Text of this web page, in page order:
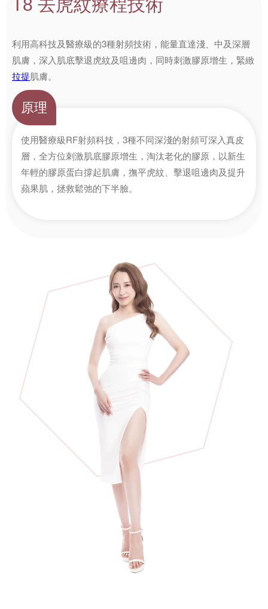
T8 去虎紋療程技術
利用高科技及醫療級的3種射頻技術，能量直達淺、中及深層
肌膚，深入肌底擊退虎紋及咀邊肉，同時刺激膠原增生，緊緻
拉提肌膚。
原理
使用醫療級RF射頻科技，3種不同深淺的射頻可深入真皮
層，全方位刺激肌底膠原增生，淘汰老化的膠原，以新生
年輕的膠原蛋白撐起肌膚，撫平虎紋、擊退咀邊肉及提升
蘋果肌，拯救鬆弛的下半臉。